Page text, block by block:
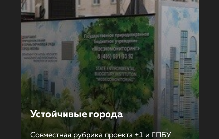
Устойчивые города
Совместная рубрика проекта +1 и ГПБУ